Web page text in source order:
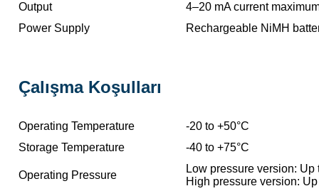
Output
4–20 mA current
Power Supply
Rechargeable NiMH
Çalışma Koşulları
Operating Temperature
-20 to +50°C
Storage Temperature
-40 to +75°C
Operating Pressure
Low pressure version:
High pressure version: